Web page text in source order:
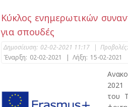
Κύκλος ενημερωτικών
για σπουδές
Δημοσίευση: 02-02-2021 11:17 | Προβολές:
Έναρξη: 02-02-2021 | Λήξη: 15-02-2021
2021
του